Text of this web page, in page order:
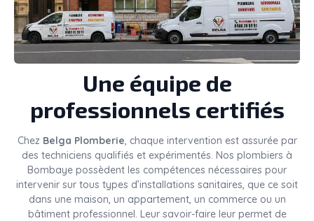
Une équipe de
professionnels certifiés
Chez Belga Plomberie , chaque intervention est assurée par
des techniciens qualifiés et expérimentés. Nos plombiers à
Bombaye possèdent les compétences nécessaires pour
intervenir sur tous types d’installations sanitaires, que ce soit
dans une maison, un appartement, un commerce ou un
bâtiment professionnel. Leur savoir-faire leur permet de